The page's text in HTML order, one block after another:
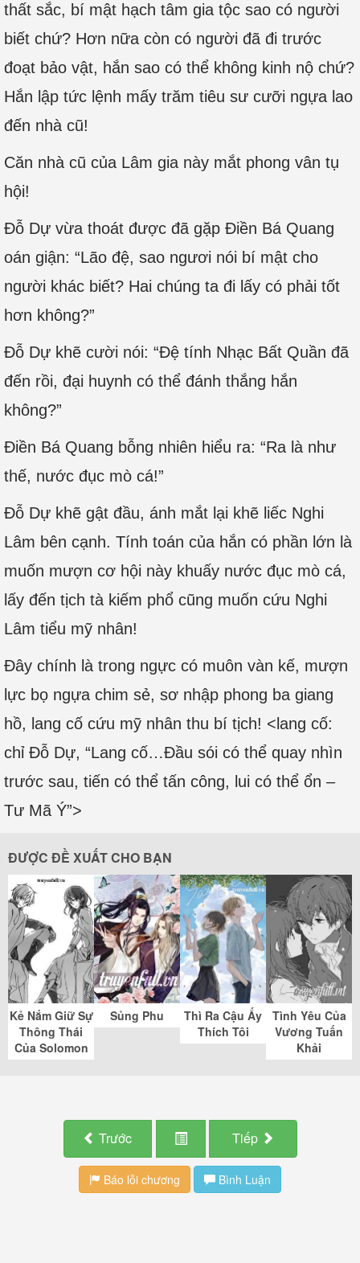
thất sắc, bí mật hạch tâm gia tộc sao có người
biết chứ? Hơn nữa còn có người đã đi trước
đoạt bảo vật, hắn sao có thể không kinh nộ chứ?
Hắn lập tức lệnh mấy trăm tiêu sư cưỡi ngựa lao
đến nhà cũ!
Căn nhà cũ của Lâm gia này mắt phong vân tụ
hội!
Đỗ Dự vừa thoát được đã gặp Điền Bá Quang
oán giận: “Lão đệ, sao ngươi nói bí mật cho
người khác biết? Hai chúng ta đi lấy có phải tốt
hơn không?”
Đỗ Dự khẽ cười nói: “Đệ tính Nhạc Bất Quần đã
đến rồi, đại huynh có thể đánh thắng hắn
không?”
Điền Bá Quang bỗng nhiên hiểu ra: “Ra là như
thế, nước đục mò cá!”
Đỗ Dự khẽ gật đầu, ánh mắt lại khẽ liếc Nghi
Lâm bên cạnh. Tính toán của hắn có phần lớn là
muốn mượn cơ hội này khuấy nước đục mò cá,
lấy đến tịch tà kiếm phổ cũng muốn cứu Nghi
Lâm tiểu mỹ nhân!
Đây chính là trong ngực có muôn vàn kế, mượn
lực bọ ngựa chim sẻ, sơ nhập phong ba giang
hồ, lang cố cứu mỹ nhân thu bí tịch! <lang cố:
chỉ Đỗ Dự, “Lang cố…Đầu sói có thể quay nhìn
trước sau, tiến có thể tấn công, lui có thể ổn –
Tư Mã Ý”>
ĐƯỢC ĐỀ XUẤT CHO BẠN
Kẻ Nắm Giữ Sự
Thông Thái
Của Solomon
Sủng Phu
Thì Ra Cậu Ấy
Thích Tôi
Tình Yêu Của
Vương Tuấn
Khải
Trước Tiếp
Báo lỗi chương Bình Luận